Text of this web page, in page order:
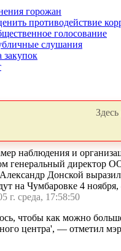
горожан
противодействие
голосование
слушания
закупок
наблюдения и
генеральный директор
Донской
на Чумбаровке 4
г. среда, 17:58:50
чтобы как можно
центра', — отметил